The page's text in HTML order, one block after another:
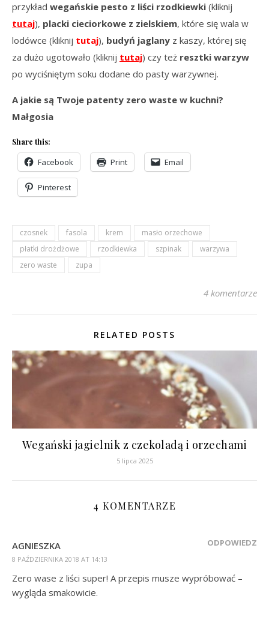
przykład wegańskie pesto z liści rzodkiewki (kliknij
tutaj), placki cieciorkowe z zielskiem, które się wala w
lodówce (kliknij tutaj), budyń jaglany z kaszy, której się
za dużo ugotowało (kliknij tutaj) czy też resztki warzyw
po wyciśniętym soku dodane do pasty warzywnej.
A jakie są Twoje patenty zero waste w kuchni?
Małgosia
Share this:
Facebook Print Email
Pinterest
czosnek fasola krem
masło orzechowe
płatki drożdżowe
rzodkiewka szpinak
warzywa
zero waste
zupa
4 komentarze
RELATED POSTS
Wegański jagielnik z czekoladą i orzechami
5 lipca 2025
4 KOMENTARZE
AGNIESZKA
8 PAŹDZIERNIKA 2018 AT 14:13
ODPOWIEDZ
Zero wase z liści super! A przepis musze wypróbować –
wygląda smakowicie.